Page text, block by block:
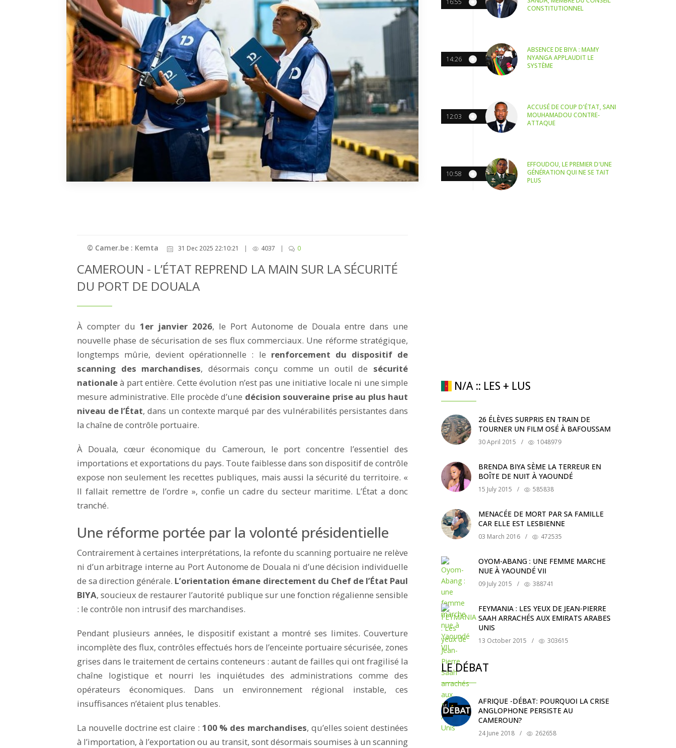
© Camer.be : Kemta 31 Dec 2025 22:10:21 | 4037 | 0
CAMEROUN - L’ÉTAT REPREND LA MAIN SUR LA SÉCURITÉ
DU PORT DE DOUALA
À compter du 1er janvier 2026, le Port Autonome de Douala entre dans une
nouvelle phase de sécurisation de ses flux commerciaux. Une réforme stratégique,
longtemps mûrie, devient opérationnelle : le renforcement du dispositif de
scanning des marchandises, désormais conçu comme un outil de sécurité
nationaleà part entière. Cette évolution n’est pas une initiative locale ni une simple
mesure administrative. Elle procède d’une décision souveraine prise au plus haut
niveau de l’État, dans un contexte marqué par des vulnérabilités persistantes dans
la chaîne de contrôle portuaire.
À Douala, cœur économique du Cameroun, le port concentre l’essentiel des
importations et exportations du pays. Toute faiblesse dans son dispositif de contrôle
expose non seulement les recettes publiques, mais aussi la sécurité du territoire. «
Il fallait remettre de l’ordre », confie un cadre du secteur maritime. L’État a donc
tranché.
Une réforme portée par la volonté présidentielle
Contrairement à certaines interprétations, la refonte du scanning portuaire ne relève
ni d’un arbitrage interne au Port Autonome de Douala ni d’une décision individuelle
de sa direction générale. L’orientation émane directement du Chef de l’État Paul
BIYA, soucieux de restaurer l’autorité publique sur une fonction régalienne sensible
: le contrôle non intrusif des marchandises.
Pendant plusieurs années, le dispositif existant a montré ses limites. Couverture
incomplète des flux, contrôles effectués hors de l’enceinte portuaire sécurisée, zones
grises dans le traitement de certains conteneurs : autant de failles qui ont fragilisé la
chaîne logistique et nourri les inquiétudes des administrations comme des
opérateurs économiques. Dans un environnement régional instable, ces
insuffisances n’étaient plus tenables.
La nouvelle doctrine est claire : 100 % des marchandises, qu’elles soient destinées
à l’importation, à l’exportation ou au transit, sont désormais soumises à un scanning
16:55
CONSTITUTIONNEL
14:26
ABSENCE DE BIYA : MAMY
NYANGA APPLAUDIT LE
SYSTÈME
12:03
ACCUSÉ DE COUP D'ÉTAT, SANI
MOUHAMADOU CONTRE-
ATTAQUE
10:58
EFFOUDOU, LE PREMIER D'UNE
GÉNÉRATION QUI NE SE TAIT
PLUS
N/A :: LES + LUS
26 ÉLÈVES SURPRIS EN TRAIN DE
TOURNER UN FILM OSÉ À BAFOUSSAM
30 April 2015 / 1048979
BRENDA BIYA SÈME LA TERREUR EN
BOÎTE DE NUIT À YAOUNDÉ
15 July 2015 / 585838
MENACÉE DE MORT PAR SA FAMILLE
CAR ELLE EST LESBIENNE
03 March 2016 / 472535
OYOM-ABANG : UNE FEMME MARCHE
NUE À YAOUNDÉ VII
09 July 2015 / 388741
FEYMANIA : LES YEUX DE JEAN-PIERRE
SAAH ARRACHÉS AUX EMIRATS ARABES
UNIS
13 October 2015 / 303615
LE DÉBAT
AFRIQUE -DÉBAT: POURQUOI LA CRISE
ANGLOPHONE PERSISTE AU
CAMEROUN?
24 June 2018 / 262658